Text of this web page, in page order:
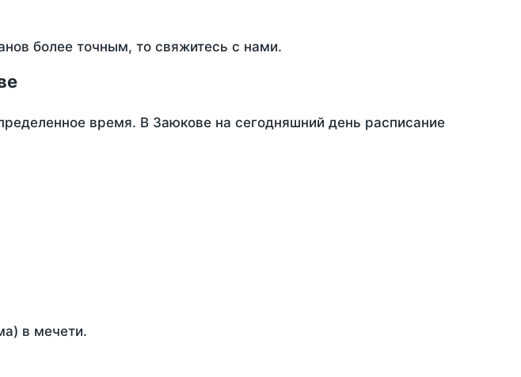
более точным, то свяжитесь с нами.
время. В Заюкове на сегодняшний день расписание
в мечети.